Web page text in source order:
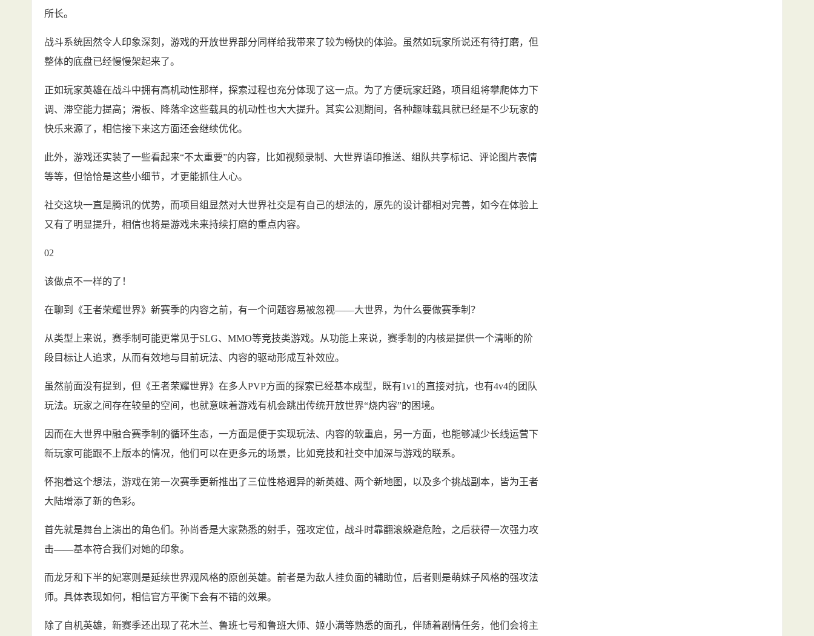
所长。
战斗系统固然令人印象深刻，游戏的开放世界部分同样给我带来了较为畅快的体验。虽然如玩家所说还有待打磨，但
整体的底盘已经慢慢架起来了。
正如玩家英雄在战斗中拥有高机动性那样，探索过程也充分体现了这一点。为了方便玩家赶路，项目组将攀爬体力下
调、滞空能力提高；滑板、降落伞这些载具的机动性也大大提升。其实公测期间，各种趣味载具就已经是不少玩家的
快乐来源了，相信接下来这方面还会继续优化。
此外，游戏还实装了一些看起来“不太重要”的内容，比如视频录制、大世界语印推送、组队共享标记、评论图片表情
等等，但恰恰是这些小细节，才更能抓住人心。
社交这块一直是腾讯的优势，而项目组显然对大世界社交是有自己的想法的，原先的设计都相对完善，如今在体验上
又有了明显提升，相信也将是游戏未来持续打磨的重点内容。
02
该做点不一样的了！
在聊到《王者荣耀世界》新赛季的内容之前，有一个问题容易被忽视——大世界，为什么要做赛季制？
从类型上来说，赛季制可能更常见于SLG、MMO等竞技类游戏。从功能上来说，赛季制的内核是提供一个清晰的阶
段目标让人追求，从而有效地与目前玩法、内容的驱动形成互补效应。
虽然前面没有提到，但《王者荣耀世界》在多人PVP方面的探索已经基本成型，既有1v1的直接对抗，也有4v4的团队
玩法。玩家之间存在较量的空间，也就意味着游戏有机会跳出传统开放世界“烧内容”的困境。
因而在大世界中融合赛季制的循环生态，一方面是便于实现玩法、内容的软重启，另一方面，也能够减少长线运营下
新玩家可能跟不上版本的情况，他们可以在更多元的场景，比如竞技和社交中加深与游戏的联系。
怀抱着这个想法，游戏在第一次赛季更新推出了三位性格迥异的新英雄、两个新地图，以及多个挑战副本，皆为王者
大陆增添了新的色彩。
首先就是舞台上演出的角色们。孙尚香是大家熟悉的射手，强攻定位，战斗时靠翻滚躲避危险，之后获得一次强力攻
击——基本符合我们对她的印象。
而龙牙和下半的妃寒则是延续世界观风格的原创英雄。前者是为敌人挂负面的辅助位，后者则是萌妹子风格的强攻法
师。具体表现如何，相信官方平衡下会有不错的效果。
除了自机英雄，新赛季还出现了花木兰、鲁班七号和鲁班大师、姬小满等熟悉的面孔，伴随着剧情任务，他们会将主